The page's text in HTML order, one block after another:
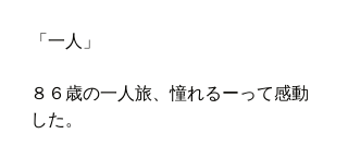
「一人」
８６歳の一人旅、憧れるーって感動
した。